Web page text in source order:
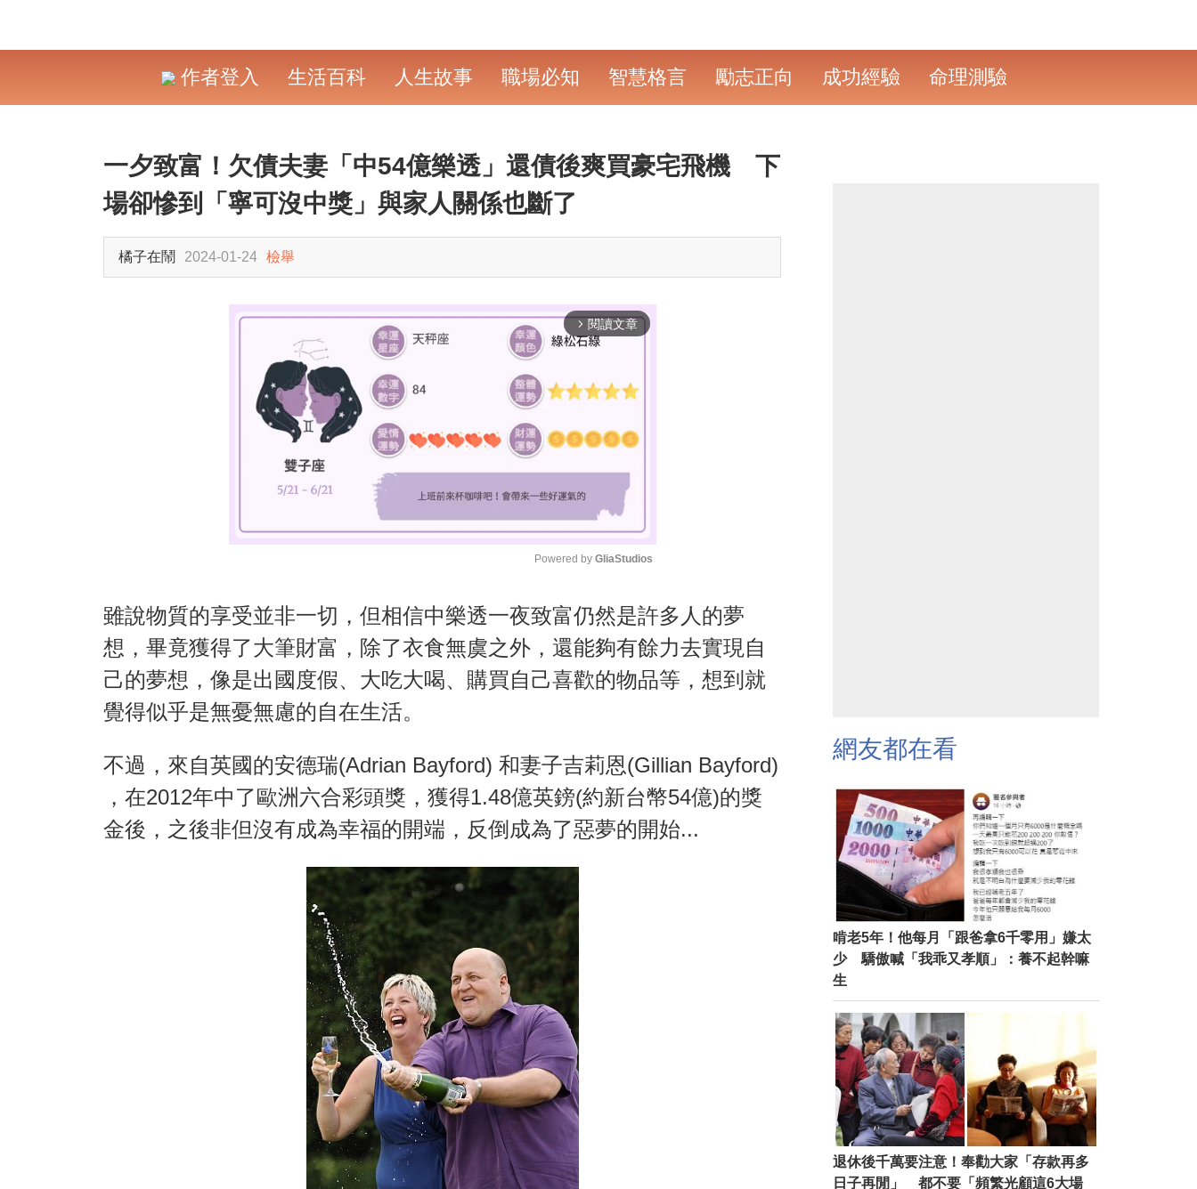
作者登入 生活百科 人生故事 職場必知 智慧格言 勵志正向 成功經驗 命理測驗
一夕致富！欠債夫妻「中54億樂透」還債後爽買豪宅飛機 下
場卻慘到「寧可沒中獎」與家人關係也斷了
橘子在鬧 2024-01-24 檢舉
arrow_forward_ios 閱讀文章
M
u
t
e
Powered by GliaStudios
雖說物質的享受並非一切，但相信中樂透一夜致富仍然是許多人的夢
想，畢竟獲得了大筆財富，除了衣食無虞之外，還能夠有餘力去實現自
己的夢想，像是出國度假、大吃大喝、購買自己喜歡的物品等，想到就
覺得似乎是無憂無慮的自在生活。
不過，來自英國的安德瑞(Adrian Bayford) 和妻子吉莉恩(Gillian Bayford)
，在2012年中了歐洲六合彩頭獎，獲得1.48億英鎊(約新台幣54億)的獎
金後，之後非但沒有成為幸福的開端，反倒成為了惡夢的開始...
網友都在看
啃老5年！他每月「跟爸拿6千零用」嫌太
少 驕傲喊「我乖又孝順」：養不起幹嘛
生
退休後千萬要注意！奉勸大家「存款再多
日子再閒」 都不要「頻繁光顧這6大場